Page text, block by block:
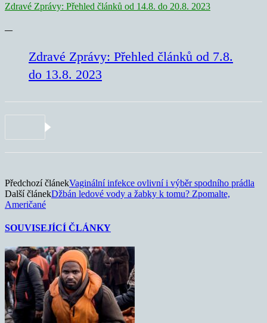
Zdravé Zprávy: Přehled článků od 14.8. do 20.8. 2023
—
Zdravé Zprávy: Přehled článků od 7.8.
do 13.8. 2023
Předchozí článekVaginální infekce ovlivní i výběr spodního prádla
Další článekDžbán ledové vody a žabky k tomu? Zpomalte,
Američané
SOUVISEJÍCÍ ČLÁNKY